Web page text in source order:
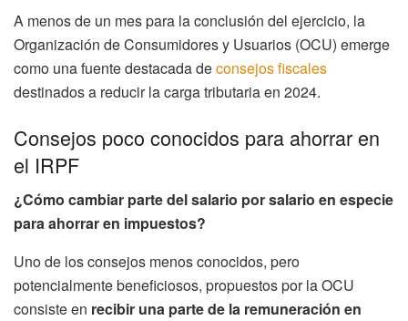
A menos de un mes para la conclusión del ejercicio, la
Organización de Consumidores y Usuarios (OCU) emerge
como una fuente destacada deconsejos fiscales
destinados a reducir la carga tributaria en 2024.
Consejos poco conocidos para ahorrar en
el IRPF
¿Cómo cambiar parte del salario por salario en especie
para ahorrar en impuestos?
Uno de los consejos menos conocidos, pero
potencialmente beneficiosos, propuestos por la OCU
consiste en recibir una parte de la remuneración en